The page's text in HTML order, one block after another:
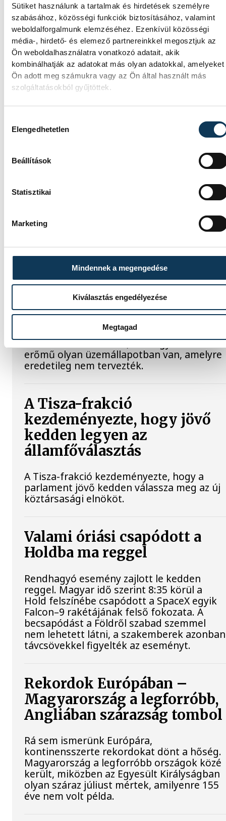
Sütiket használunk a tartalmak és hirdetések személyre
szabásához, közösségi funkciók biztosításához, valamint
weboldalforgalmunk elemzéséhez. Ezenkívül közösségi
média-, hirdető- és elemező partnereinkkel megosztjuk az
Ön weboldalhasználatra vonatkozó adatait, akik
kombinálhatják az adatokat más olyan adatokkal, amelyeket
Ön adott meg számukra vagy az Ön által használt más
szolgáltatásokból gyűjtöttek.
Elengedhetetlen
Beállítások
Statisztikai
Marketing
Mindennek a megengedése
Kiválasztás engedélyezése
Megtagad
Hatalmas meglepetésként értékelték az
elemzők a júliusi, 1,2 százalékos inflációs
adatot.
Sorra kerülnek elő
világháborús leletek az
alacsony Dunából
A folyó rekordalacsony vízállása miatt egy
csaknem komplett, II. világháborús német
DKW NZ 350-1 motorkerékpárbukkant elő
a Batthyány téri rakpart sziklái alól, máshol
elő.
Késéltánc a Dunán: Mi
Mártha Imre, az MVM Zrt. egykori
vezérigazgatója ATV-n Rónai Egonnak
adott interjújában vázolta fel a Paksi
Atomerőmű előtt álló példátlan
technológiai kihívásokat. A szakember, aki
korábban éveken át felelt a hazai
energetikai fejlesztésekért és a paksi
blokkok működéséért, arra figyelmeztet:
erőmű olyan üzemállapotban van, amelyre
eredetileg nem tervezték.
A Tisza-frakció
kezdeményezte, hogy jövő
kedden legyen az
államfőválasztás
A Tisza-frakció kezdeményezte, hogy a
parlament jövő kedden válassza meg az új
köztársasági elnököt.
Valami óriási csapódott a
Holdba ma reggel
Rendhagyó esemény zajlott le kedden
reggel. Magyar idő szerint 8:35 körül a
Hold felszínébe csapódott a SpaceX egyik
Falcon–9 rakétájának felső fokozata. A
becsapódást a Földről szabad szemmel
nem lehetett látni, a szakemberek azonban
távcsövekkel figyelték az eseményt.
Rekordok Európában –
Magyarország a legforróbb,
Angliában szárazság tombol
Rá sem ismerünk Európára,
kontinensszerte rekordokat dönt a hőség.
Magyarország a legforróbb országok közé
került, miközben az Egyesült Királyságban
olyan száraz júliust mértek, amilyenre 155
éve nem volt példa.